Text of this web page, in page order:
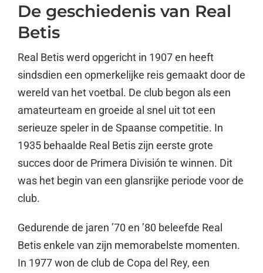
De geschiedenis van Real
Betis
Real Betis werd opgericht in 1907 en heeft
sindsdien een opmerkelijke reis gemaakt door de
wereld van het voetbal. De club begon als een
amateurteam en groeide al snel uit tot een
serieuze speler in de Spaanse competitie. In
1935 behaalde Real Betis zijn eerste grote
succes door de Primera División te winnen. Dit
was het begin van een glansrijke periode voor de
club.
Gedurende de jaren ’70 en ’80 beleefde Real
Betis enkele van zijn memorabelste momenten.
In 1977 won de club de Copa del Rey, een